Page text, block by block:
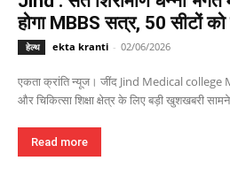
होगा MBBS सत्र, 50 सीटों को
हेल्थ ekta kranti - 02/06/2026
एकता क्रांति न्यूज। जींद Jind Medical college
और चिकित्सा शिक्षा क्षेत्र के लिए बड़ी खुशखबरी
Read more